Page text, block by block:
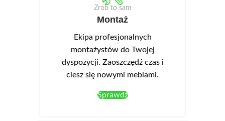
Zrób to sam
Montaż
Ekipa profesjonalnych
montażystów do Twojej
dyspozycji. Zaoszczędź czas i
ciesz się nowymi meblami.
Sprawdź